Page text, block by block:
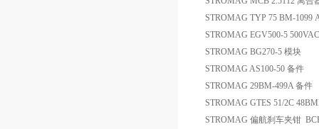
STROMAG TYP 75 BM-1099
STROMAG EGV500-5
STROMAG BG270-5 模块
STROMAG AS100-50 备件
STROMAG 29BM-499A 备件
STROMAG GTES 51/2C
STROMAG 偏航刹车夹钳